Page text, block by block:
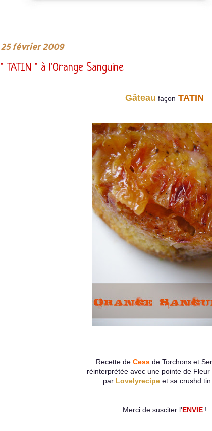
25 février 2009
" TATIN " à l'Orange Sanguine
Gâteau façon TATIN
Recette de Cess de Torchons et
réinterprétée avec une pointe de
par Lovelyrecipe et sa crushd tin
Merci de susciter l'ENVIE !